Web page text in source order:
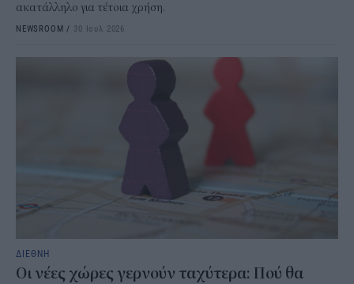
ακατάλληλο για τέτοια χρήση.
NEWSROOM / 30 Ιουλ 2026
ΔΙΕΘΝΗ
Οι νέες χώρες γερνούν ταχύτερα: Πού θα